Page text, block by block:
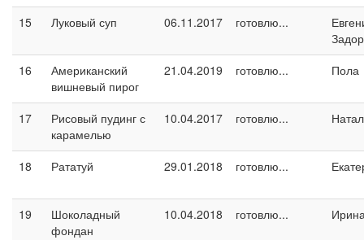
15
Луковый суп 06.11.2017 готовлю...
16
Американский
вишневый пирог
21.04.2019 готовлю... Пола
17
Рисовый пудинг с
карамелью
10.04.2017 готовлю...
18 Рататуй 29.01.2018 готовлю...
19
Шоколадный
фондан
10.04.2018 готовлю...